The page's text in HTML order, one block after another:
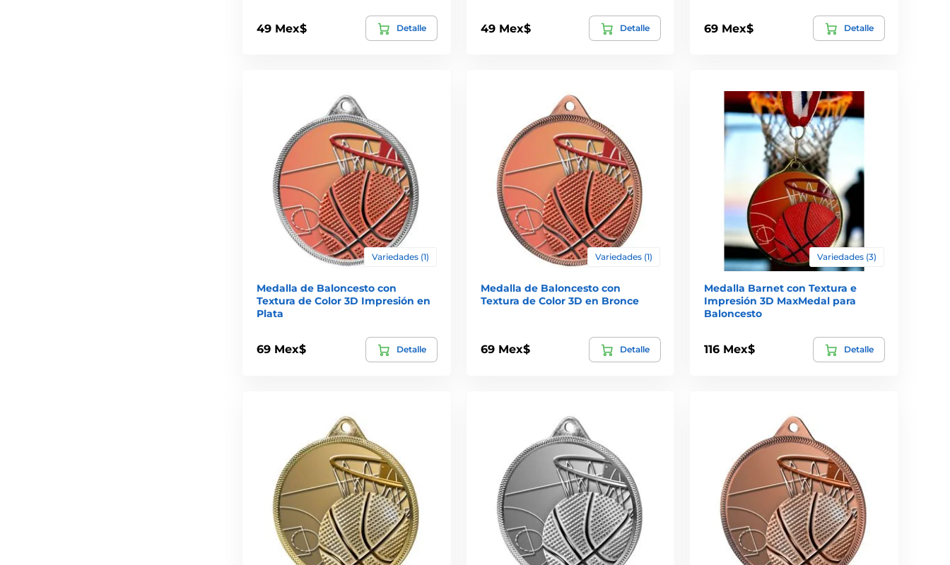
49 Mex$ Detalle 49 Mex$ Detalle 69 Mex$ Detalle
Variedades (1)
Medalla de Baloncesto con
Textura de Color 3D Impresión en
Plata
69 Mex$ Detalle
Variedades (1)
Medalla de Baloncesto con
Textura de Color 3D en Bronce
69 Mex$ Detalle
Variedades (3)
Medalla Barnet con Textura e
Impresión 3D MaxMedal para
Baloncesto
116 Mex$ Detalle